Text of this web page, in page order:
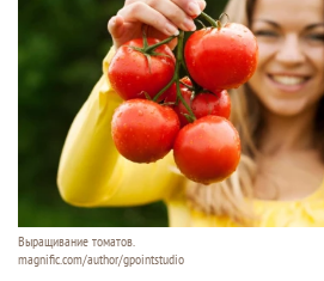
Выращивание томатов.
magnific.com/author/gpointstudio